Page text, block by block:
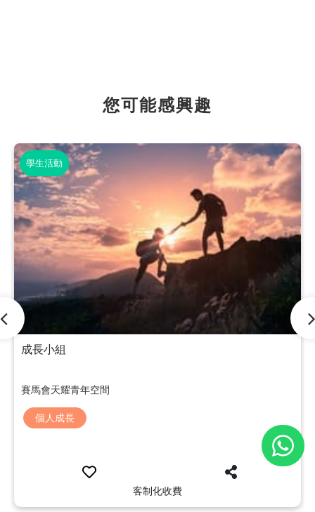
您可能感興趣
學生活動
成長小組
賽馬會天耀青年空間
個人成長
客制化收費